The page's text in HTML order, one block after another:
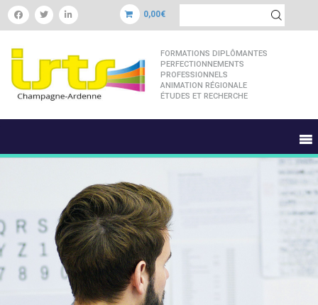
0,00€
FORMATIONS DIPLÔMANTES
PERFECTIONNEMENTS
PROFESSIONNELS
ANIMATION RÉGIONALE
ÉTUDES ET RECHERCHE